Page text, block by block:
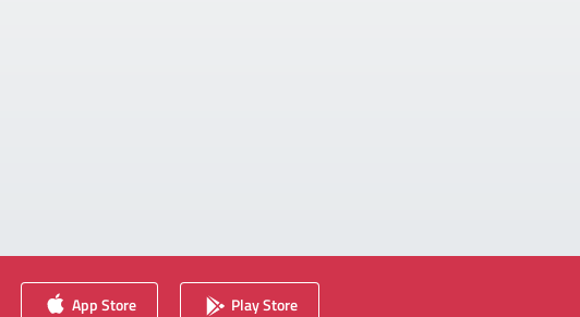
App Store Play Store